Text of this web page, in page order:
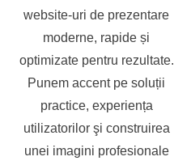
website-uri de prezentare
moderne, rapide și
optimizate pentru rezultate.
Punem accent pe soluții
practice, experiența
utilizatorilor şi construirea
unei imagini profesionale